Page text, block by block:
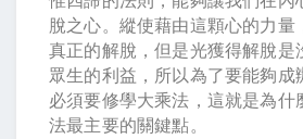
脫之心。縱使藉由這顆心的力量
真正的解脫，但是光獲得解脫是
眾生的利益，所以為了要能夠成
必須要修學大乘法，這就是為什
法最主要的關鍵點。